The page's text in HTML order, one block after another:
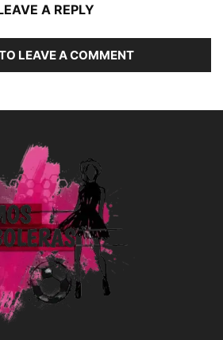
A REPLY
LEAVE A COMMENT